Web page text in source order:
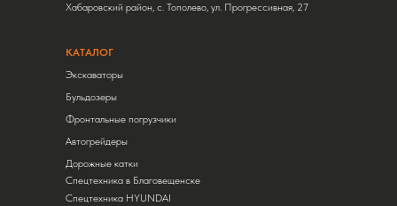
Экскаваторы
Бульдозеры
Фронтальные погрузчики
Автогрейдеры
Дорожные катки
Спецтехника в Благовещенске
Спецтехника HYUNDAI
КАТАЛОГ
Хабаровский район, с. Тополево, ул. Прогрессивная, 27